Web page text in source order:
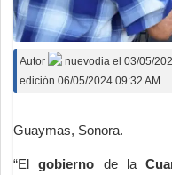
Autor nuevodia el 03/05/
edición 06/05/2024 09:32 AM.
Guaymas, Sonora.
“Elgobierno de la